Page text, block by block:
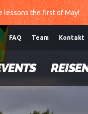
lessons the first of May!
FAQ Team Kontakt